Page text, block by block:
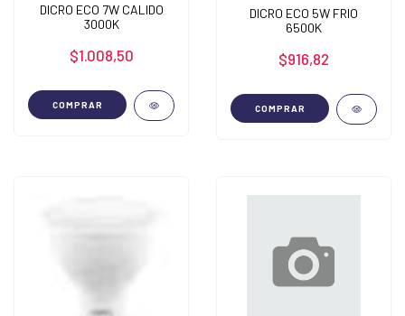
DICRO ECO 7W CALIDO
3000K
$1.008,50
COMPRAR
DICRO ECO 5W FRIO
6500K
$916,82
COMPRAR